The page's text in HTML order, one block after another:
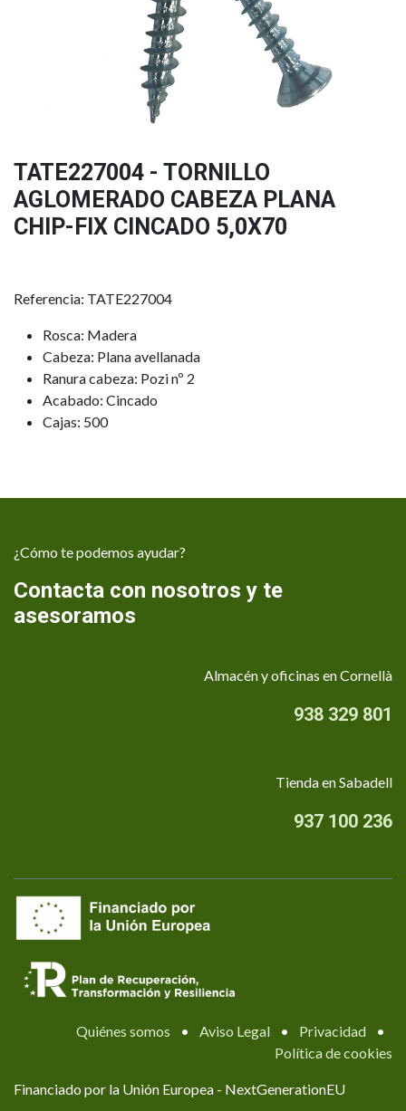
TATE227004 - TORNILLO
AGLOMERADO CABEZA PLANA
CHIP-FIX CINCADO 5,0X70
Referencia: TATE227004
Rosca: Madera
Cabeza: Plana avellanada
Ranura cabeza: Pozi nº 2
Acabado: Cincado
Cajas: 500
¿Cómo te podemos ayudar?
Contacta con nosotros y te
asesoramos
Almacén y oficinas en Cornellà
938 329 801
Tienda en Sabadell
937 100 236
Quiénes somos • Aviso Legal • Privacidad
•
Política de cookies
Financiado por la Unión Europea - NextGenerationEU